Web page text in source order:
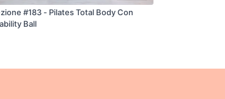
#183 - Pilates Total Body Con
Ball